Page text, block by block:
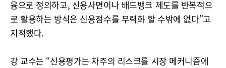
융으로 정의하고, 신용사면이나 배드뱅크 제도를 반복적으
로 활용하는 방식은 신용점수를 무력화 할 수밖에 없다”고
지적했다.
강 교수는 “신용평가는 차주의 리스크를 시장 메커니즘에